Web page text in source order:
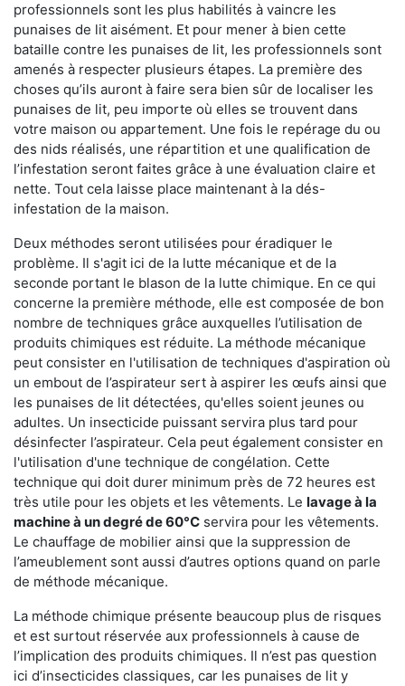
professionnels sont les plus habilités à vaincre les
punaises de lit aisément. Et pour mener à bien cette
bataille contre les punaises de lit, les professionnels sont
amenés à respecter plusieurs étapes. La première des
choses qu’ils auront à faire sera bien sûr de localiser les
punaises de lit, peu importe où elles se trouvent dans
votre maison ou appartement. Une fois le repérage du ou
des nids réalisés, une répartition et une qualification de
l’infestation seront faites grâce à une évaluation claire et
nette. Tout cela laisse place maintenant à la dés-
infestation de la maison.
Deux méthodes seront utilisées pour éradiquer le
problème. Il s'agit ici de la lutte mécanique et de la
seconde portant le blason de la lutte chimique. En ce qui
concerne la première méthode, elle est composée de bon
nombre de techniques grâce auxquelles l’utilisation de
produits chimiques est réduite. La méthode mécanique
peut consister en l'utilisation de techniques d'aspiration où
un embout de l’aspirateur sert à aspirer les œufs ainsi que
les punaises de lit détectées, qu'elles soient jeunes ou
adultes. Un insecticide puissant servira plus tard pour
désinfecter l’aspirateur. Cela peut également consister en
l'utilisation d'une technique de congélation. Cette
technique qui doit durer minimum près de 72 heures est
très utile pour les objets et les vêtements. Le lavage à la
machine à un degré de 60°C servira pour les vêtements.
Le chauffage de mobilier ainsi que la suppression de
l’ameublement sont aussi d’autres options quand on parle
de méthode mécanique.
La méthode chimique présente beaucoup plus de risques
et est surtout réservée aux professionnels à cause de
l’implication des produits chimiques. Il n’est pas question
ici d’insecticides classiques, car les punaises de lit y